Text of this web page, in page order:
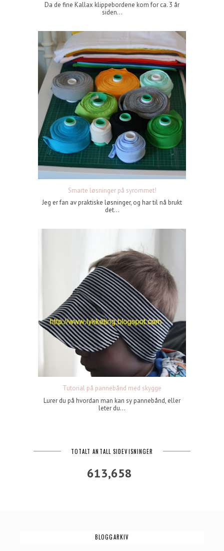
Da de fine Kallax klippebordene kom for ca. 3 år
siden...
Smarte løsninger på syrommet!
Jeg er fan av praktiske løsninger, og har til nå brukt
det...
Tutorial på pannebånd med skygge
Lurer du på hvordan man kan sy pannebånd, eller
leter du...
TOTALT ANTALL SIDEVISNINGER
613,658
BLOGGARKIV